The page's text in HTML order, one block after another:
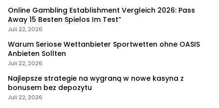
Online Gambling Establishment Vergleich 2026: Pass
Away 15 Besten Spielos Im Test”
Juli 22, 2026
Warum Seriose Wettanbieter Sportwetten ohne OASIS
Anbieten Sollten
Juli 22, 2026
Najlepsze strategie na wygraną w nowe kasyna z
bonusem bez depozytu
Juli 22, 2026